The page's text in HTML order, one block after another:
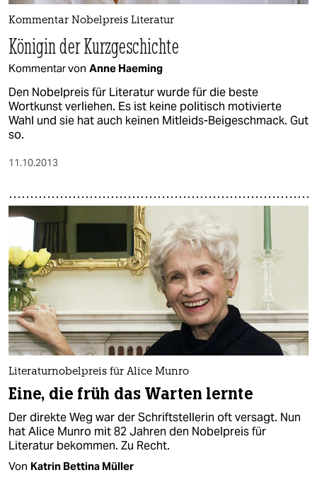
Kommentar Nobelpreis Literatur
Königin der Kurzgeschichte
Kommentar von Anne Haeming
Den Nobelpreis für Literatur wurde für die beste
Wortkunst verliehen. Es ist keine politisch motivierte
Wahl und sie hat auch keinen Mitleids-Beigeschmack. Gut
so.
11.10.2013
Literaturnobelpreis für Alice Munro
Eine, die früh das Warten lernte
Der direkte Weg war der Schriftstellerin oft versagt. Nun
hat Alice Munro mit 82 Jahren den Nobelpreis für
Literatur bekommen. Zu Recht.
Von Katrin Bettina Müller